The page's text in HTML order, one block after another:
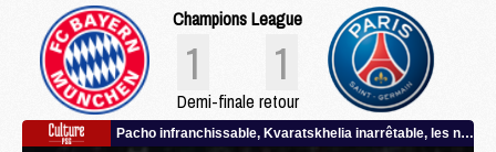
Champions League
1 1
Demi-finale retour